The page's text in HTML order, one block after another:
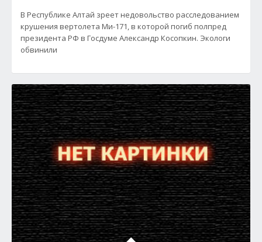
В Республике Алтай зреет недовольство расследованием
крушения вертолета Ми-171, в которой погиб полпред
президента РФ в Госдуме Александр Косопкин. Экологи
обвинили